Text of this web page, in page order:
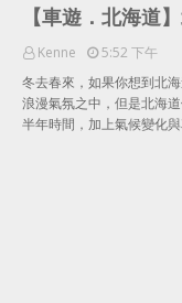
【車遊．北海道
Kenne
5:52 下午
冬去春來，如果你想到北
浪漫氣氛之中，但是北海
半年時間，加上氣候變化